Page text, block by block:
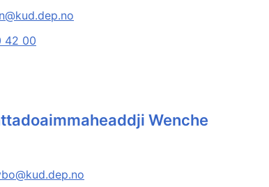
42 00
Wenche